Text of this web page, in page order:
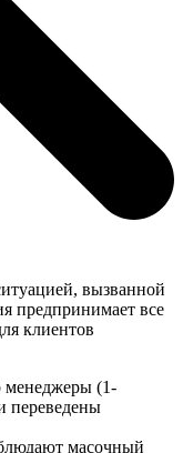
вызванной
предпринимает все
клиентов
менеджеры (1-
переведены
масочный